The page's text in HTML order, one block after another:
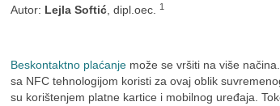
Autor: Lejla Softić , dipl.oec. 1
Beskontaktno plaćanje može se vršiti na više
sa NFC tehnologijom koristi za ovaj oblik
su korištenjem platne kartice i mobilnog uređaja.